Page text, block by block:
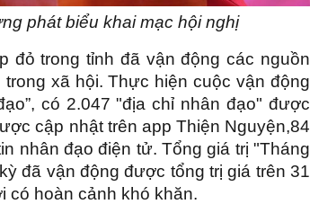
phát biểu khai mạc hội nghị
đỏ trong tỉnh đã vận động các nguồn
xã hội. Thực hiện cuộc vận động
có 2.047 "địa chỉ nhân đạo" được
cập nhật trên app Thiện Nguyện,84
nhân đạo điện tử. Tổng giá trị "Tháng
đã vận động được tổng trị giá trên 31
có hoàn cảnh khó khăn.